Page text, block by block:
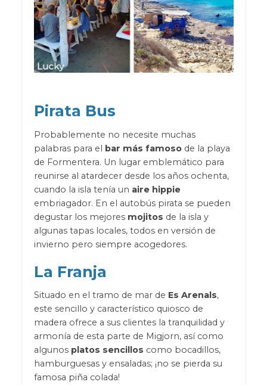
Pirata Bus
Probablemente no necesite muchas
palabras para el bar más famosode la playa
de Formentera. Un lugar emblemático para
reunirse al atardecer desde los años ochenta,
cuando la isla tenía un aire hippie
embriagador. En el autobús pirata se pueden
degustar los mejores mojitos de la isla y
algunas tapas locales, todos en versión de
invierno pero siempre acogedores.
La Franja
Situado en el tramo de mar de Es Arenals,
este sencillo y característico quiosco de
madera ofrece a sus clientes la tranquilidad y
armonía de esta parte de Migjorn, así como
algunos platos sencillos como bocadillos,
hamburguesas y ensaladas; ¡no se pierda su
famosa piña colada!